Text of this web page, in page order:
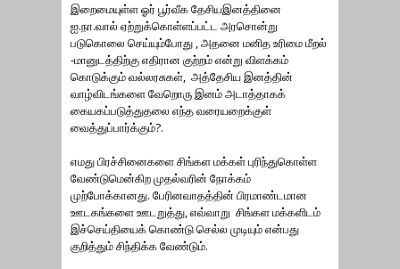
இறைமையுள்ள ஓர் பூர்வீக தேசியஇனத்தினை
ஐ.நா.வால் ஏற்றுக்கொள்ளப்பட்ட அரசொன்று
படுகொலை செய்யும்போது , அதனை மனித உரிமை மீறல்
-மானுடத்திற்கு எதிரான குற்றம் என்று விளக்கம்
கொடுக்கும் வல்லரசுகள், அத்தேசிய இனத்தின்
வாழ்விடங்களை வேறொரு இனம் அடாத்தாகக்
கையகப்படுத்துதலை எந்த வரையறைக்குள்
வைத்துப்பார்க்கும்?.
எமது பிரச்சினைகளை சிங்கள மக்கள் புரிந்துகொள்ள
வேண்டுமென்கிற முதல்வரின் நோக்கம்
முற்போக்கானது. பேரினவாதத்தின் பிரமாண்டமான
ஊடகங்களை ஊடறுத்து, எவ்வாறு சிங்கள மக்களிடம்
இச்செய்தியைக் கொண்டு செல்ல முடியும் என்பது
குறித்தும் சிந்திக்க வேண்டும்.